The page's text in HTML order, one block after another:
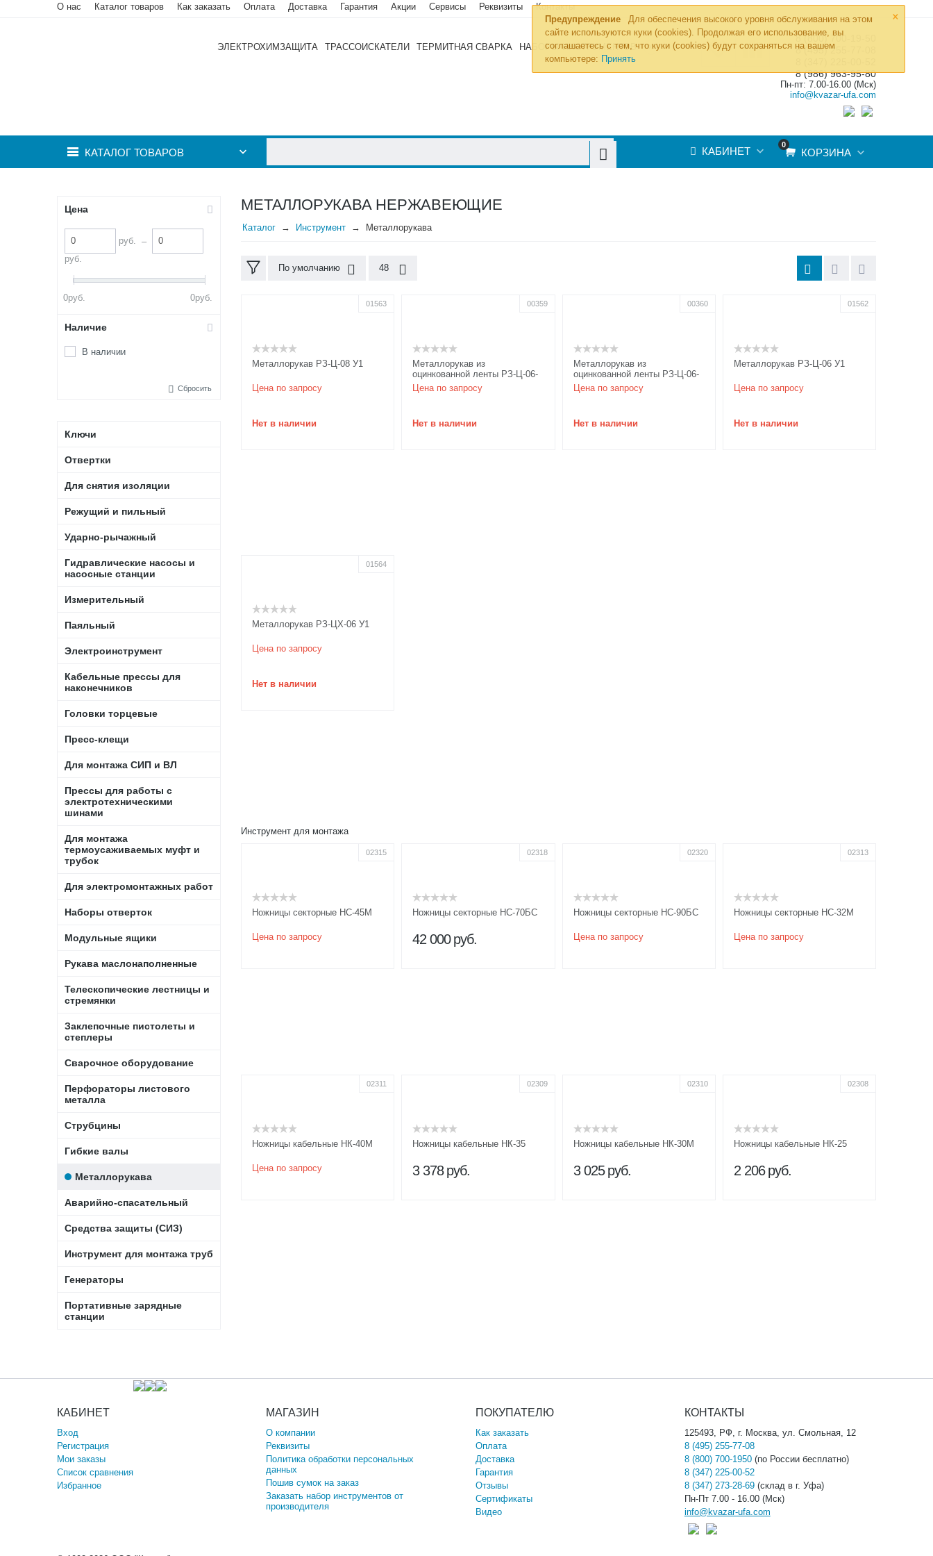
×
Предупреждение
Для обеспечения высокого уровня обслуживания на этом
сайте используются куки (cookies). Продолжая его использование, вы
соглашаетесь с тем, что куки (cookies) будут сохраняться на вашем
компьютере: Принять
О нас Каталог товаров Как заказать Оплата Доставка Гарантия Акции Сервисы Реквизиты Контакты
ЭЛЕКТРОХИМЗАЩИТА ТРАССОИСКАТЕЛИ ТЕРМИТНАЯ СВАРКА НАБОРЫ ИНСТРУМЕНТОВ »
8 (800) 700-19-50
8 (495) 255-77-08
8 (986) 963-95-80
Пн-пт: 7.00-16.00 (Мск)
info@kvazar-ufa.com
КАТАЛОГ ТОВАРОВ
0
КОРЗИНА
КАБИНЕТ
Цена
руб. –
руб.
0руб. 0руб.
Наличие
В наличии
Сбросить
Ключи
Отвертки
Для снятия изоляции
Режущий и пильный
Ударно-рычажный
Гидравлические насосы и
насосные станции
Измерительный
Паяльный
Электроинструмент
Кабельные прессы для
наконечников
Головки торцевые
Пресс-клещи
Для монтажа СИП и ВЛ
Прессы для работы с
электротехническими
шинами
Для монтажа
термоусаживаемых муфт и
трубок
Для электромонтажных работ
Наборы отверток
Модульные ящики
Рукава маслонаполненные
Телескопические лестницы и
стремянки
Заклепочные пистолеты и
степлеры
Сварочное оборудование
Перфораторы листового
металла
Струбцины
Гибкие валы
Металлорукава
Аварийно-спасательный
Средства защиты (СИЗ)
Инструмент для монтажа труб
Генераторы
Портативные зарядные
станции
МЕТАЛЛОРУКАВА НЕРЖАВЕЮЩИЕ
Каталог Инструмент Металлорукава
По умолчанию 48
01563
Металлорукав РЗ-Ц-08 У1
Цена по запросу
Нет в наличии
00359
Металлорукав из
оцинкованной ленты РЗ-Ц-06-
50
Цена по запросу
Нет в наличии
00360
Металлорукав из
оцинкованной ленты РЗ-Ц-06-
75
Цена по запросу
Нет в наличии
01562
Металлорукав РЗ-Ц-06 У1
Цена по запросу
Нет в наличии
01564
Металлорукав РЗ-ЦХ-06 У1
Цена по запросу
Нет в наличии
Инструмент для монтажа
02315
Ножницы секторные НС-45М
Цена по запросу
02318
Ножницы секторные НС-70БС
42 000 руб.
02320
Ножницы секторные НС-90БС
Цена по запросу
02313
Ножницы секторные НС-32М
Цена по запросу
02311
Ножницы кабельные НК-40М
Цена по запросу
02309
Ножницы кабельные НК-35
3 378 руб.
02310
Ножницы кабельные НК-30М
3 025 руб.
02308
Ножницы кабельные НК-25
2 206 руб.
КАБИНЕТ
Вход
Регистрация
Мои заказы
Список сравнения
Избранное
МАГАЗИН
О компании
Реквизиты
Политика обработки персональных
данных
Пошив сумок на заказ
Заказать набор инструментов от
производителя
ПОКУПАТЕЛЮ
Как заказать
Оплата
Доставка
Гарантия
Отзывы
Сертификаты
Видео
КОНТАКТЫ
125493, РФ, г. Москва, ул. Смольная, 12
8 (495) 255-77-08
8 (800) 700-1950(по России бесплатно)
8 (347) 225-00-52
8 (347) 273-28-69(склад в г. Уфа)
Пн-Пт 7.00 - 16.00 (Мск)
info@kvazar-ufa.com